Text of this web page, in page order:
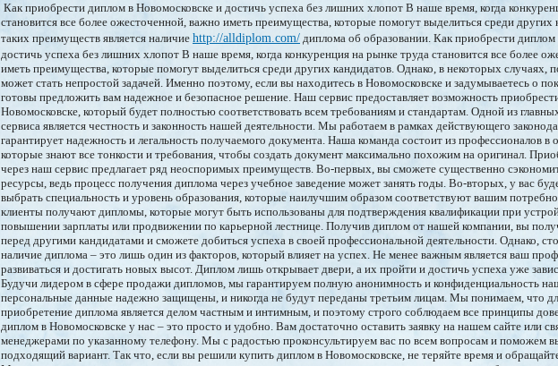
Как приобрести диплом в Новомосковске и достичь успеха без лишних хлопот В наше время, когда
становится все более ожесточенной, важно иметь преимущества, которые помогут выделиться среди
таких преимуществ является наличие http://alldiplom.com/ диплома об образовании. Как приобрести диплом
достичь успеха без лишних хлопот В наше время, когда конкуренция на рынке труда становится все более
иметь преимущества, которые помогут выделиться среди других кандидатов. Однако, в некоторых случаях,
может стать непростой задачей. Именно поэтому, если вы находитесь в Новомосковске и задумываетесь о
готовы предложить вам надежное и безопасное решение. Наш сервис предоставляет возможность
Новомосковске, который будет полностью соответствовать всем требованиям и стандартам. Одной из
сервиса является честность и законность нашей деятельности. Мы работаем в рамках действующего
гарантирует надежность и легальность получаемого документа. Наша команда состоит из профессионалов в
которые знают все тонкости и требования, чтобы создать документ максимально похожим на оригинал.
через наш сервис предлагает ряд неоспоримых преимуществ. Во-первых, вы сможете существенно
ресурсы, ведь процесс получения диплома через учебное заведение может занять годы. Во-вторых, у вас
выбрать специальность и уровень образования, которые наилучшим образом соответствуют вашим
клиенты получают дипломы, которые могут быть использованы для подтверждения квалификации при
повышении зарплаты или продвижении по карьерной лестнице. Получив диплом от нашей компании, вы
перед другими кандидатами и сможете добиться успеха в своей профессиональной деятельности. Однако,
наличие диплома – это лишь один из факторов, который влияет на успех. Не менее важным является ваш
развиваться и достигать новых высот. Диплом лишь открывает двери, а их пройти и достичь успеха уже
Будучи лидером в сфере продажи дипломов, мы гарантируем полную анонимность и конфиденциальность
персональные данные надежно защищены, и никогда не будут переданы третьим лицам. Мы понимаем, что
приобретение диплома является делом частным и интимным, и поэтому строго соблюдаем все принципы
диплом в Новомосковске у нас – это просто и удобно. Вам достаточно оставить заявку на нашем сайте или
менеджерами по указанному телефону. Мы с радостью проконсультируем вас по всем вопросам и поможем
подходящий вариант. Так что, если вы решили купить диплом в Новомосковске, не теряйте время и